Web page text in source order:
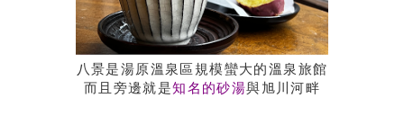
八景是湯原溫泉區規模蠻大的溫泉旅館
而且旁邊就是知名的砂湯與旭川河畔